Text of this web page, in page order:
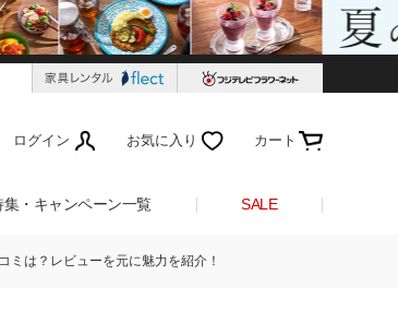
ログイン お気に入り カート
集・キャンペーン一覧 SALE
ミは？レビューを元に魅力を紹介！